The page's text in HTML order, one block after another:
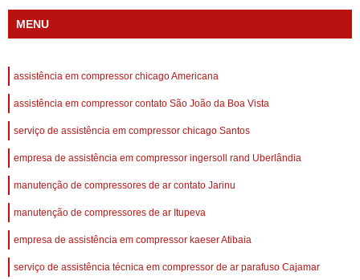
MENU
assistência em compressor chicago Americana
assistência em compressor contato São João da Boa Vista
serviço de assistência em compressor chicago Santos
empresa de assistência em compressor ingersoll rand Uberlândia
manutenção de compressores de ar contato Jarinu
manutenção de compressores de ar Itupeva
empresa de assistência em compressor kaeser Atibaia
serviço de assistência técnica em compressor de ar parafuso Cajamar